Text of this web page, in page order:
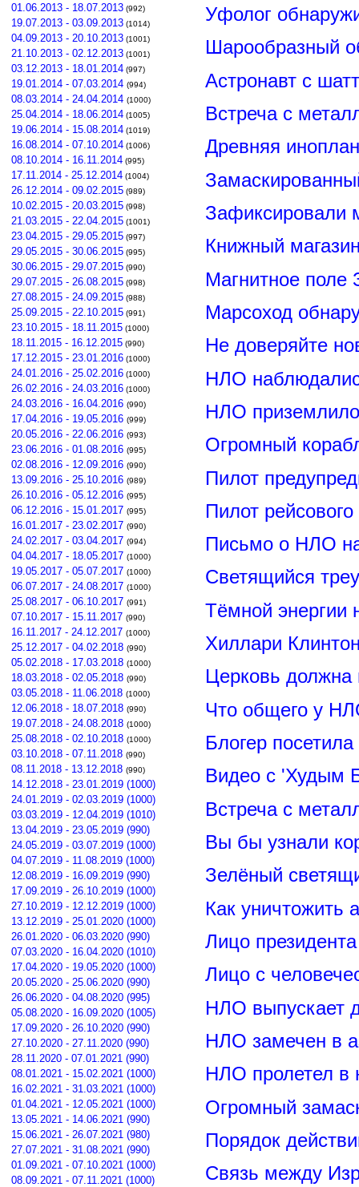
01.06.2013 - 18.07.2013 (992)
19.07.2013 - 03.09.2013 (1014)
04.09.2013 - 20.10.2013 (1001)
21.10.2013 - 02.12.2013 (1001)
03.12.2013 - 18.01.2014 (997)
19.01.2014 - 07.03.2014 (994)
08.03.2014 - 24.04.2014 (1000)
25.04.2014 - 18.06.2014 (1005)
19.06.2014 - 15.08.2014 (1019)
16.08.2014 - 07.10.2014 (1006)
08.10.2014 - 16.11.2014 (995)
17.11.2014 - 25.12.2014 (1004)
26.12.2014 - 09.02.2015 (989)
10.02.2015 - 20.03.2015 (998)
21.03.2015 - 22.04.2015 (1001)
23.04.2015 - 29.05.2015 (997)
29.05.2015 - 30.06.2015 (995)
30.06.2015 - 29.07.2015 (990)
29.07.2015 - 26.08.2015 (998)
27.08.2015 - 24.09.2015 (988)
25.09.2015 - 22.10.2015 (991)
23.10.2015 - 18.11.2015 (1000)
18.11.2015 - 16.12.2015 (990)
17.12.2015 - 23.01.2016 (1000)
24.01.2016 - 25.02.2016 (1000)
26.02.2016 - 24.03.2016 (1000)
24.03.2016 - 16.04.2016 (990)
17.04.2016 - 19.05.2016 (999)
20.05.2016 - 22.06.2016 (993)
23.06.2016 - 01.08.2016 (995)
02.08.2016 - 12.09.2016 (990)
13.09.2016 - 25.10.2016 (989)
26.10.2016 - 05.12.2016 (995)
06.12.2016 - 15.01.2017 (995)
16.01.2017 - 23.02.2017 (990)
24.02.2017 - 03.04.2017 (994)
04.04.2017 - 18.05.2017 (1000)
19.05.2017 - 05.07.2017 (1000)
06.07.2017 - 24.08.2017 (1000)
25.08.2017 - 06.10.2017 (991)
07.10.2017 - 15.11.2017 (990)
16.11.2017 - 24.12.2017 (1000)
25.12.2017 - 04.02.2018 (990)
05.02.2018 - 17.03.2018 (1000)
18.03.2018 - 02.05.2018 (990)
03.05.2018 - 11.06.2018 (1000)
12.06.2018 - 18.07.2018 (990)
19.07.2018 - 24.08.2018 (1000)
25.08.2018 - 02.10.2018 (1000)
03.10.2018 - 07.11.2018 (990)
08.11.2018 - 13.12.2018 (990)
14.12.2018 - 23.01.2019 (1000)
24.01.2019 - 02.03.2019 (1000)
03.03.2019 - 12.04.2019 (1010)
13.04.2019 - 23.05.2019 (990)
24.05.2019 - 03.07.2019 (1000)
04.07.2019 - 11.08.2019 (1000)
12.08.2019 - 16.09.2019 (990)
17.09.2019 - 26.10.2019 (1000)
27.10.2019 - 12.12.2019 (1000)
13.12.2019 - 25.01.2020 (1000)
26.01.2020 - 06.03.2020 (990)
07.03.2020 - 16.04.2020 (1010)
17.04.2020 - 19.05.2020 (1000)
20.05.2020 - 25.06.2020 (990)
26.06.2020 - 04.08.2020 (995)
05.08.2020 - 16.09.2020 (1005)
17.09.2020 - 26.10.2020 (990)
27.10.2020 - 27.11.2020 (990)
28.11.2020 - 07.01.2021 (990)
08.01.2021 - 15.02.2021 (1000)
16.02.2021 - 31.03.2021 (1000)
01.04.2021 - 12.05.2021 (1000)
13.05.2021 - 14.06.2021 (990)
15.06.2021 - 26.07.2021 (980)
27.07.2021 - 31.08.2021 (990)
01.09.2021 - 07.10.2021 (1000)
08.09.2021 - 07.11.2021 (1000)
Уфолог
Шарообразный
Астронавт с
Встреча с
Древняя
Зафиксировали
Книжный
Магнитное поле
Марсоход
Не доверяйте
НЛО
НЛО
Огромный
Пилот
Пилот
Письмо о НЛО
Светящийся
Тёмной энергии
Хиллари
Церковь должна
Что общего у
Блогер
Видео с 'Худым
Встреча с
Вы бы узнали
Зелёный
Как уничтожить
Лицо
Лицо с
НЛО выпускает
НЛО замечен в
НЛО пролетел в
Огромный
Порядок
Связь между